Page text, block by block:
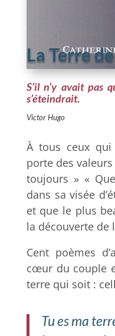
La Terre
S’il n’y avait pas
s’éteindrait.
Victor Hugo
À tous ceux
porte des
toujours » «
dans sa visée
et que le plus
la découverte de
Cent poèmes
cœur du couple
terre qui soit :
Tu es ma